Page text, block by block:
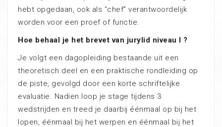
hebt opgedaan, ook als “chef” verantwoordelijk
worden voor een proef of functie.
Hoe behaal je het brevet van jurylid niveau I ?
Je volgt een dagopleiding bestaande uit een
theoretisch deel en een praktische rondleiding op
de piste, gevolgd door een korte schriftelijke
evaluatie. Nadien loop je stage tijdens 3
wedstrijden en treed je daarbij éénmaal op bij het
lopen, éénmaal bij het werpen en éénmaal bij het